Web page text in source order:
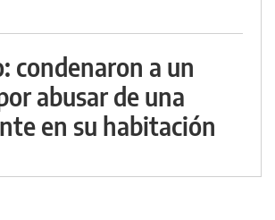
condenaron a un
abusar de una
en su habitación